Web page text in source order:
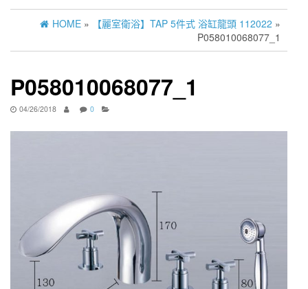
HOME » 【麗室衛浴】TAP 5件式 浴缸龍頭 112022 »
P058010068077_1
P058010068077_1
04/26/2018 0